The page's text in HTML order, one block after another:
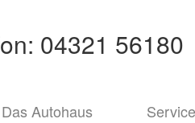
04321 56180
Das Autohaus Service